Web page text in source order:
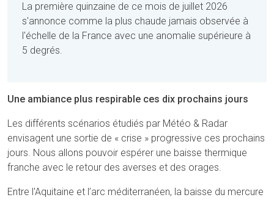
La première quinzaine de ce mois de juillet 2026
s'annonce comme la plus chaude jamais observée à
l'échelle de la France avec une anomalie supérieure à
5 degrés.
Une ambiance plus respirable ces dix prochains jours
Les différents scénarios étudiés par Météo & Radar
envisagent une sortie de « crise » progressive ces prochains
jours. Nous allons pouvoir espérer une baisse thermique
franche avec le retour des averses et des orages.
Entre l'Aquitaine et l’arc méditerranéen, la baisse du mercure